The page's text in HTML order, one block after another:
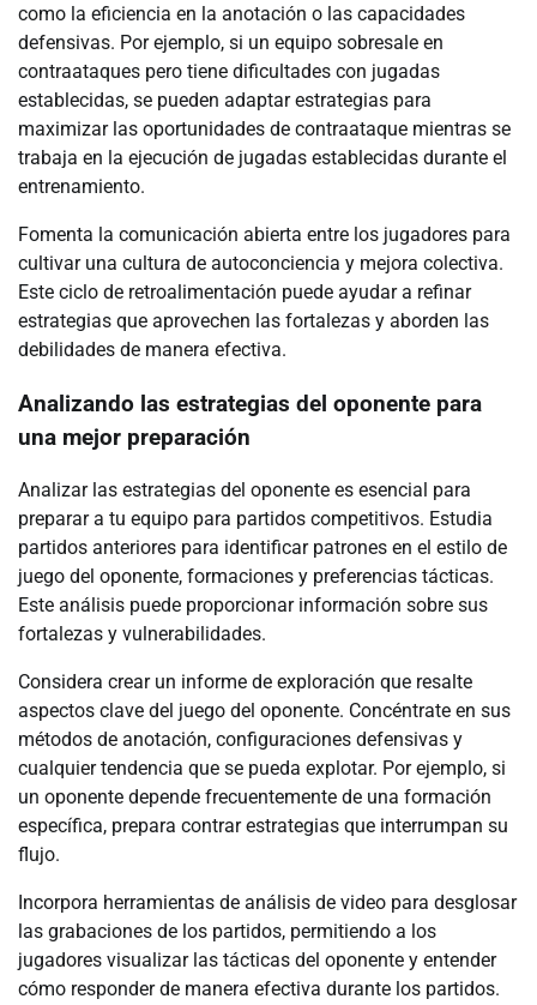
como la eficiencia en la anotación o las capacidades
defensivas. Por ejemplo, si un equipo sobresale en
contraataques pero tiene dificultades con jugadas
establecidas, se pueden adaptar estrategias para
maximizar las oportunidades de contraataque mientras se
trabaja en la ejecución de jugadas establecidas durante el
entrenamiento.
Fomenta la comunicación abierta entre los jugadores para
cultivar una cultura de autoconciencia y mejora colectiva.
Este ciclo de retroalimentación puede ayudar a refinar
estrategias que aprovechen las fortalezas y aborden las
debilidades de manera efectiva.
Analizando las estrategias del oponente para
una mejor preparación
Analizar las estrategias del oponente es esencial para
preparar a tu equipo para partidos competitivos. Estudia
partidos anteriores para identificar patrones en el estilo de
juego del oponente, formaciones y preferencias tácticas.
Este análisis puede proporcionar información sobre sus
fortalezas y vulnerabilidades.
Considera crear un informe de exploración que resalte
aspectos clave del juego del oponente. Concéntrate en sus
métodos de anotación, configuraciones defensivas y
cualquier tendencia que se pueda explotar. Por ejemplo, si
un oponente depende frecuentemente de una formación
específica, prepara contrar estrategias que interrumpan su
flujo.
Incorpora herramientas de análisis de video para desglosar
las grabaciones de los partidos, permitiendo a los
jugadores visualizar las tácticas del oponente y entender
cómo responder de manera efectiva durante los partidos.